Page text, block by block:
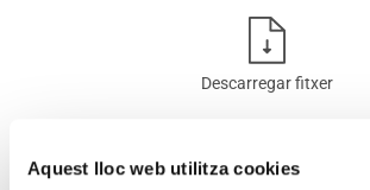
Aquest lloc web utilitza cookies
Descarregar fitxer
desigualtats de gènere en la salut a la